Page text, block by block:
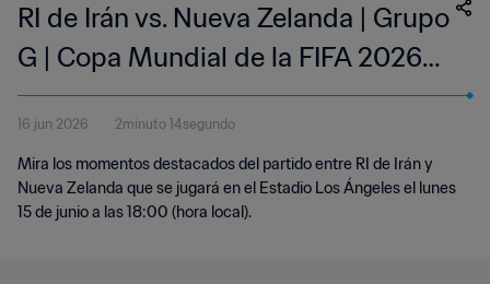
RI de Irán vs. Nueva Zelanda | Grupo
G | Copa Mundial de la FIFA 2026™ |
Resumen
16 jun 2026 2minuto 14segundo
Mira los momentos destacados del partido entre RI de Irán y
Nueva Zelanda que se jugará en el Estadio Los Ángeles el lunes
15 de junio a las 18:00 (hora local).